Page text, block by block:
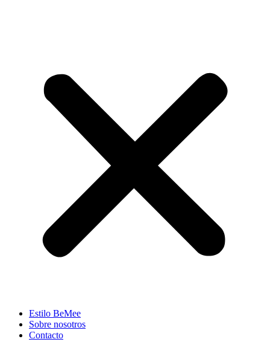
Estilo BeMee
Sobre nosotros
Contacto